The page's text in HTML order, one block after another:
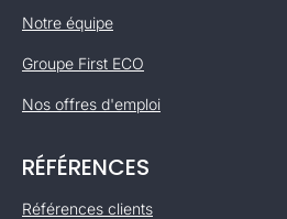
Notre équipe
Groupe First ECO
Nos offres d'emploi
RÉFÉRENCES
Références clients